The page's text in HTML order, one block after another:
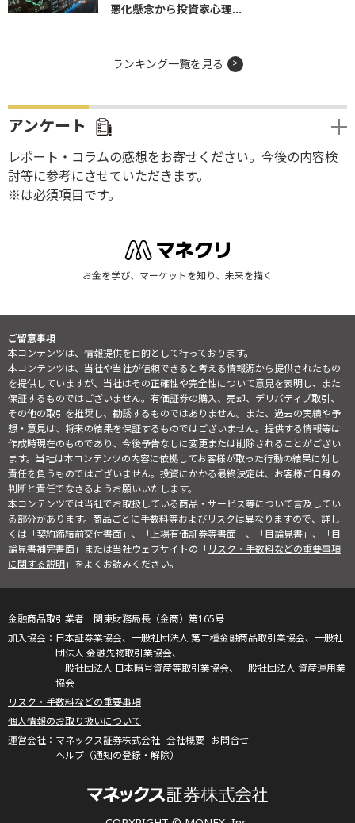
悪化懸念から投資家心理...
ランキング一覧を見る
アンケート
レポート・コラムの感想をお寄せください。今後の内容検
討等に参考にさせていただきます。
※は必須項目です。
お金を学び、マーケットを知り、未来を描く
ご留意事項
本コンテンツは、情報提供を目的として行っております。
本コンテンツは、当社や当社が信頼できると考える情報源から提供されたもの
を提供していますが、当社はその正確性や完全性について意見を表明し、また
保証するものではございません。有価証券の購入、売却、デリバティブ取引、
その他の取引を推奨し、勧誘するものではありません。また、過去の実績や予
想・意見は、将来の結果を保証するものではございません。提供する情報等は
作成時現在のものであり、今後予告なしに変更または削除されることがござい
ます。当社は本コンテンツの内容に依拠してお客様が取った行動の結果に対し
責任を負うものではございません。投資にかかる最終決定は、お客様ご自身の
判断と責任でなさるようお願いいたします。
本コンテンツでは当社でお取扱している商品・サービス等について言及してい
る部分があります。商品ごとに手数料等およびリスクは異なりますので、詳し
くは「契約締結前交付書面」、「上場有価証券等書面」、「目論見書」、「目
論見書補完書面」または当社ウェブサイトの「リスク・手数料などの重要事項
に関する説明」をよくお読みください。
金融商品取引業者 関東財務局長（金商）第165号
日本証券業協会、一般社団法人 第二種金融商品取引業協会、一般社
団法人 金融先物取引業協会、
一般社団法人 日本暗号資産等取引業協会、一般社団法人 資産運用業
協会
リスク・手数料などの重要事項
個人情報のお取り扱いについて
マネックス証券株式会社 会社概要 お問合せ
ヘルプ（通知の登録・解除）